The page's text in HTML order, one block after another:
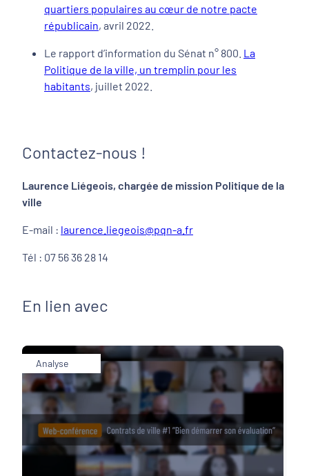
quartiers populaires au cœur de notre pacte
républicain, avril 2022.
Le rapport d’information du Sénat n° 800. La
Politique de la ville, un tremplin pour les
habitants, juillet 2022.
Contactez-nous !
Laurence Liégeois, chargée de mission Politique de la
ville
E-mail : laurence.liegeois@pqn-a.fr
Tél : 07 56 36 28 14
En lien avec
Analyse